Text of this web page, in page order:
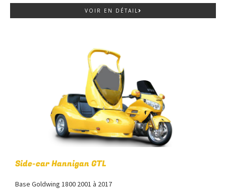
VOIR EN DÉTAIL
Side-car Hannigan GTL
Base Goldwing 1800 2001 à 2017